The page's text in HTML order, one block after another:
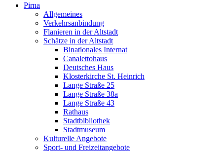
Pirna
Allgemeines
Verkehrsanbindung
Flanieren in der Altstadt
Schätze in der Altstadt
Binationales Internat
Canalettohaus
Deutsches Haus
Klosterkirche St. Heinrich
Lange Straße 25
Lange Straße 38a
Lange Straße 43
Rathaus
Stadtbibliothek
Stadtmuseum
Kulturelle Angebote
Sport- und Freizeitangebote